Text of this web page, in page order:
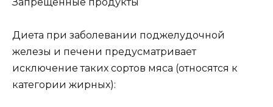
Диета при заболевании поджелудочной
железы и печени предусматривает
исключение таких сортов мяса (относятся к
категории жирных):